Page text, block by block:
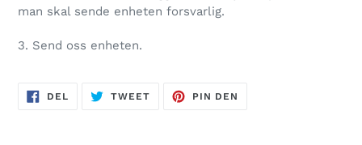
man skal sende enheten forsvarlig.
3. Send oss enheten.
DEL
PÅ
TWEETTWEET
PIN DEN